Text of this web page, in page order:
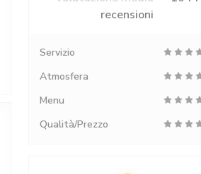
recensioni
Servizio
Atmosfera
Menu
Qualità/Prezzo